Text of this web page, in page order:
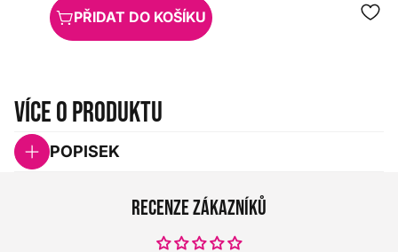
PŘIDAT DO KOŠÍKU
Více o produktu
POPISEK
Recenze zákazníků